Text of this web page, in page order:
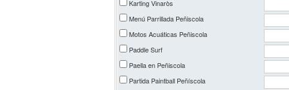
Karting Vinaròs
Menú Parrillada Peñiscola
Motos Acuáticas Peñiscola
Paddle Surf
Paella en Peñiscola
Partida Paintball Peñíscola